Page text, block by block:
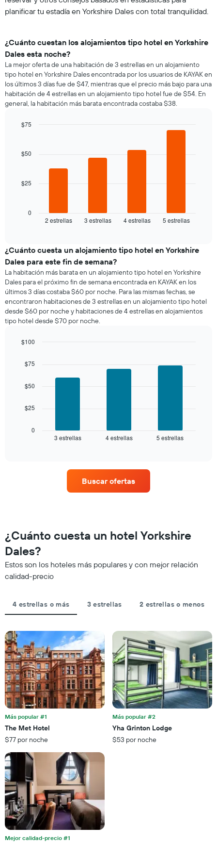
planificar tu estadía en Yorkshire Dales con total tranquilidad.
¿Cuánto cuestan los alojamientos tipo hotel en Yorkshire
Dales esta noche?
La mejor oferta de una habitación de 3 estrellas en un alojamiento
tipo hotel en Yorkshire Dales encontrada por los usuarios de KAYAK en
los últimos 3 días fue de $47, mientras que el precio más bajo para una
habitación de 4 estrellas en un alojamiento tipo hotel fue de $54. En
general, la habitación más barata encontrada costaba $38.
with
El
muestra
de
una
habitación
para
esta
noche,
calculado
a
partir
los
3 días
por
de
gráfico
hoteles
estrellas.
El
gráfico
muestra
X
que
el
precio
promedio
de
una
habitación
para
esta
noche,
calculado
a
partir
los
últimos
3 días
2 estrellas 3 estrellas 4 estrellas 5 estrellas
0
$25
$50
$75
¿Cuánto cuesta un alojamiento tipo hotel en Yorkshire
Dales para este fin de semana?
La habitación más barata en un alojamiento tipo hotel en Yorkshire
Dales para el próximo fin de semana encontrada en KAYAK en los
últimos 3 días costaba $60 por noche. Para las mismas fechas, se
encontraron habitaciones de 3 estrellas en un alojamiento tipo hotel
desde $60 por noche y habitaciones de 4 estrellas en alojamientos
tipo hotel desde $70 por noche.
with
bars.
siguiente
muestra
semana,
calculado
a
de
los
y
agrupado
número
de
estrellas
El
gráfico
muestra
1
eje
X
que
indica
categorías
de
los
hoteles
por
estrellas.
El
gráfico
muestra
1
eje
3 estrellas 4 estrellas 5 estrellas
0
$25
$50
$75
$100
Buscar ofertas
¿Cuánto cuesta un hotel Yorkshire
Dales?
Estos son los hoteles más populares y con mejor relación
calidad-precio
4 estrellas o más 3 estrellas 2 estrellas o menos
Más popular #1
The Met Hotel
$77 por noche
Más popular #2
Yha Grinton Lodge
$53 por noche
Mejor calidad-precio #1